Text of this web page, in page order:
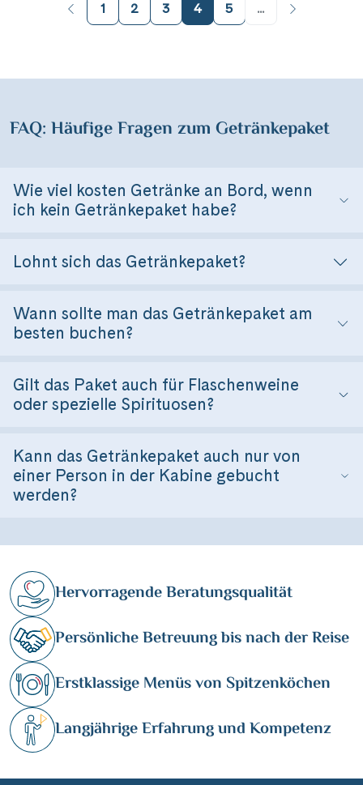
1 2 3 4 5 ...
FAQ: Häufige Fragen zum Getränkepaket
Wie viel kosten Getränke an Bord, wenn
ich kein Getränkepaket habe?
Lohnt sich das Getränkepaket?
Wann sollte man das Getränkepaket am
besten buchen?
Gilt das Paket auch für Flaschenweine
oder spezielle Spirituosen?
Kann das Getränkepaket auch nur von
einer Person in der Kabine gebucht
werden?
Hervorragende Beratungsqualität
Persönliche Betreuung bis nach der Reise
Erstklassige Menüs von Spitzenköchen
Langjährige Erfahrung und Kompetenz